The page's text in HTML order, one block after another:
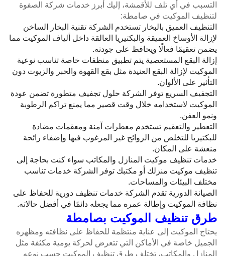
التسبب في أي تلف للأقمشة، إليك أبرز خدمات شركة الصفوة
لتنظيف الموكيت في صامطة:
التنظيف العميق بالبخار تستخدم الشركة تقنية البخار الساخن
لإزالة الأوساخ العميقة والبكتيريا العالقة داخل ألياف الموكيت مما
يضمن تعقيمًا فعالًا ويحافظ على جودته.
إزالة البقع المستعصية يتم تطبيق منظفات خاصة تناسب نوعية
الموكيت لإزالة البقع العنيدة مثل بقع القهوة والحبر والزيوت دون
التأثير على الألوان.
التجفيف السريع توفر الشركة حلول تجفيف متطورة تضمن عودة
الموكيت لاستخدامه خلال وقت قصير مما يمنع تراكم الرطوبة
ونمو العفن.
التعطير والتعقيم تستخدم معطرات آمنة ومعقمات مضادة
للبكتيريا للتخلص من الروائح غير المرغوب فيها وإضفاء رائحة
منعشة على المكان.
خدمات تنظيف موكيت المنازل والمكاتب سواء كنت بحاجة إلى
تنظيف موكيت منزلك أو مكتبك توفر الشركة خدمات تناسب
مختلف البيئات والمساحات.
الصيانة الدورية تقدم الشركة خدمات تنظيف دورية للحفاظ على
نظافة الموكيت وإطالة عمره مما يجعله دائمًا في أفضل حالاته.
طرق تنظيف الموكيت بصامطة
يحتاج الموكيت إلى عناية منتظمة للحفاظ على نظافته ومظهره
الجميل خاصة في الأماكن التي تتعرض لحركة يومية مكثفة مثل
المنازل والمكاتب، تختلف طرق تنظيف الموكيت حسب نوعه